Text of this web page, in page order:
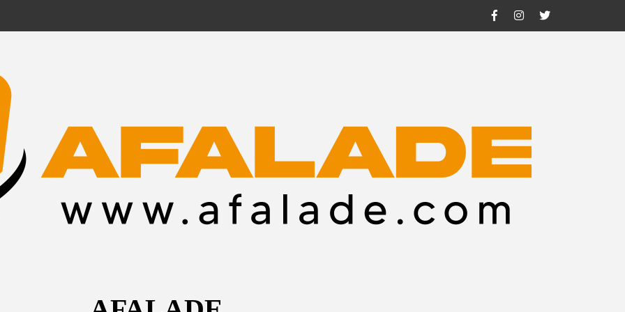
FacebookInstagram
Twitter